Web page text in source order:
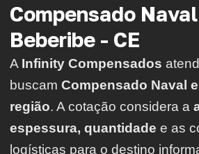
Compensado
Beberibe - CE
A Infinity Compensados
buscam Compensado Naval
região. A cotação considera a
espessura, quantidade e as
logísticas para o destino